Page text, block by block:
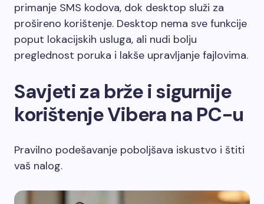
primanje SMS kodova, dok desktop služi za
prošireno korištenje. Desktop nema sve funkcije
poput lokacijskih usluga, ali nudi bolju
preglednost poruka i lakše upravljanje fajlovima.
Savjeti za brže i sigurnije
korištenje Vibera na PC-u
Pravilno podešavanje poboljšava iskustvo i štiti
vaš nalog.